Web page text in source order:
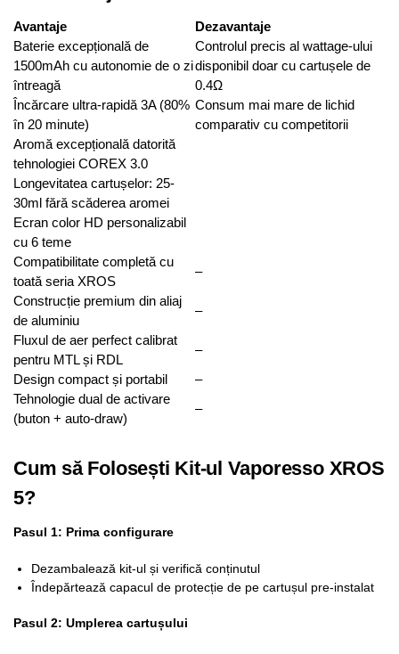
Avantaje
Dezavantaje
Baterie excepțională de
1500mAh cu autonomie de o zi
întreagă
Controlul precis al wattage-ului
disponibil doar cu cartușele de
0.4Ω
Încărcare ultra-rapidă 3A (80%
în 20 minute)
Consum mai mare de lichid
comparativ cu competitorii
Aromă excepțională datorită
tehnologiei COREX 3.0
Longevitatea cartușelor: 25-
30ml fără scăderea aromei
Ecran color HD personalizabil
cu 6 teme
Compatibilitate completă cu
toată seria XROS
–
Construcție premium din aliaj
de aluminiu
–
Fluxul de aer perfect calibrat
pentru MTL și RDL
–
Design compact și portabil
–
Tehnologie dual de activare
(buton + auto-draw)
–
Cum să Folosești Kit-ul Vaporesso XROS
5?
Pasul 1: Prima configurare
Dezambalează kit-ul și verifică conținutul
Îndepărtează capacul de protecție de pe cartușul pre-instalat
Pasul 2: Umplerea cartușului